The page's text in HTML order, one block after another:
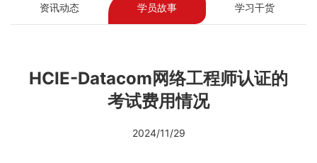
资讯动态 学员故事 学习干货
HCIE-Datacom网络工程师认证的
考试费用情况
2024/11/29